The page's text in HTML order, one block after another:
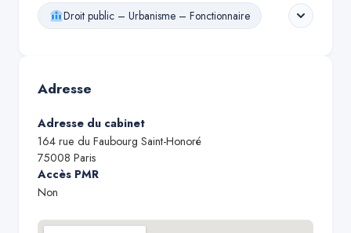
Droit public – Urbanisme – Fonctionnaire
Adresse
Adresse du cabinet
164 rue du Faubourg Saint-Honoré
75008 Paris
Accès PMR
Non